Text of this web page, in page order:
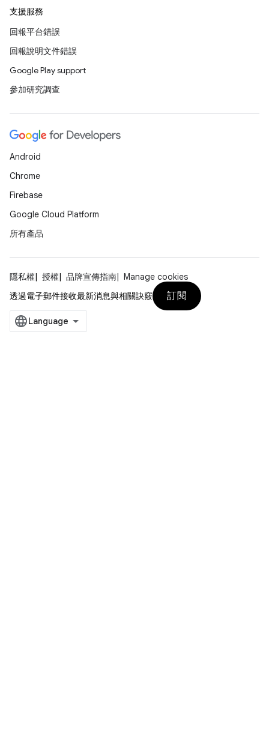
支援服務
回報平台錯誤
回報說明文件錯誤
Google Play support
參加研究調查
Android
Chrome
Firebase
Google Cloud Platform
所有產品
隱私權 授權 品牌宣傳指南
Manage cookies
透過電子郵件接收最新消息與相關訣竅
訂閱